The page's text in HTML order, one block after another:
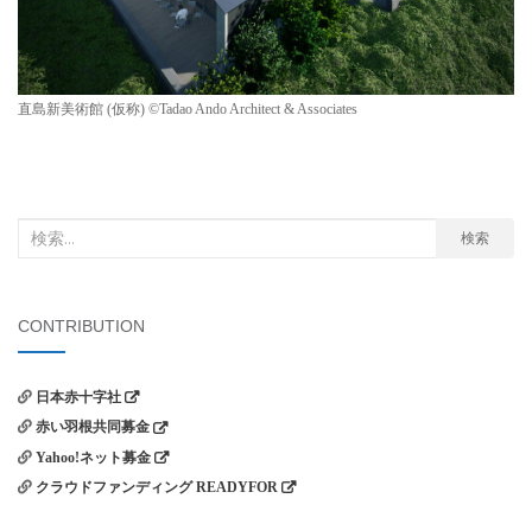
直島新美術館 (仮称) ©Tadao Ando Architect & Associates
象:
検索
CONTRIBUTION
日本赤十字社
赤い羽根共同募金
Yahoo!ネット募金
クラウドファンディング READYFOR